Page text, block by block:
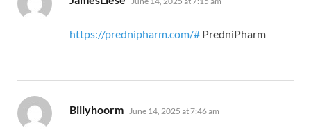
https://prednipharm.com/# PredniPharm
Billyhoorm says:
June 14, 2025 at 7:46 am